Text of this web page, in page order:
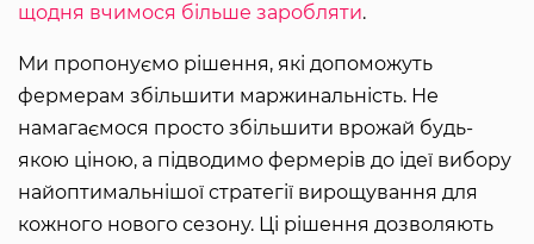
щодня вчимося більше заробляти.
Ми пропонуємо рішення, які допоможуть
фермерам збільшити маржинальність. Не
намагаємося просто збільшити врожай будь-
якою ціною, а підводимо фермерів до ідеї вибору
найоптимальнішої стратегії вирощування для
кожного нового сезону. Ці рішення дозволяють